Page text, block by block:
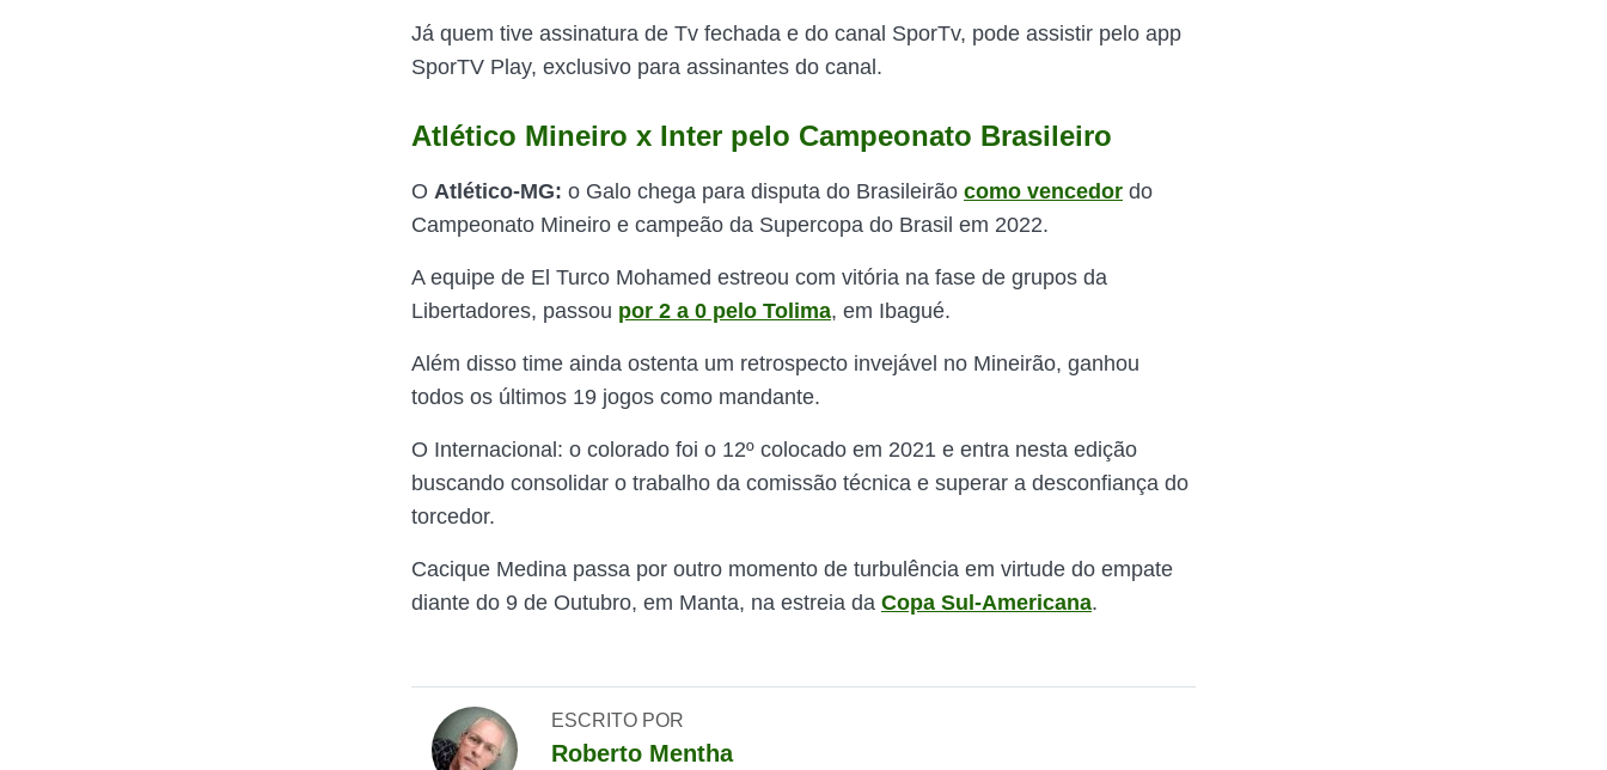
Já quem tive assinatura de Tv fechada e do canal SporTv, pode assistir pelo app
SporTV Play, exclusivo para assinantes do canal.
Atlético Mineiro x Inter pelo Campeonato Brasileiro
O Atlético-MG: o Galo chega para disputa do Brasileirão como vencedor do
Campeonato Mineiro e campeão da Supercopa do Brasil em 2022.
A equipe de El Turco Mohamed estreou com vitória na fase de grupos da
Libertadores, passou por 2 a 0 pelo Tolima, em Ibagué.
Além disso time ainda ostenta um retrospecto invejável no Mineirão, ganhou
todos os últimos 19 jogos como mandante.
O Internacional: o colorado foi o 12º colocado em 2021 e entra nesta edição
buscando consolidar o trabalho da comissão técnica e superar a desconfiança do
torcedor.
Cacique Medina passa por outro momento de turbulência em virtude do empate
diante do 9 de Outubro, em Manta, na estreia da Copa Sul-Americana.
ESCRITO POR
Roberto Mentha